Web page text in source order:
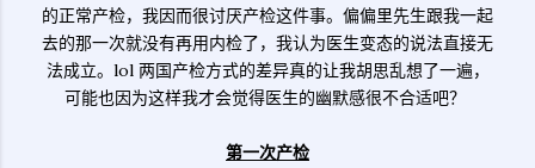
的正常产检，我因而很讨厌产检这件事。偏偏里先生跟我一起
去的那一次就没有再用内检了，我认为医生变态的说法直接无
法成立。lol 两国产检方式的差异真的让我胡思乱想了一遍，
可能也因为这样我才会觉得医生的幽默感很不合适吧？
第一次产检